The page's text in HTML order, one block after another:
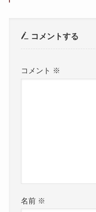
コメントする
コメント ※
名前 ※